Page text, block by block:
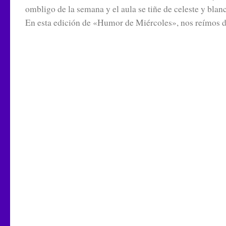
ombligo de la semana y el aula se tiñe de celeste y
En esta edición de «Humor de Miércoles», nos reímos